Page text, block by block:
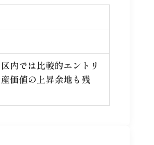
内では比較的エントリ
価値の上昇余地も残